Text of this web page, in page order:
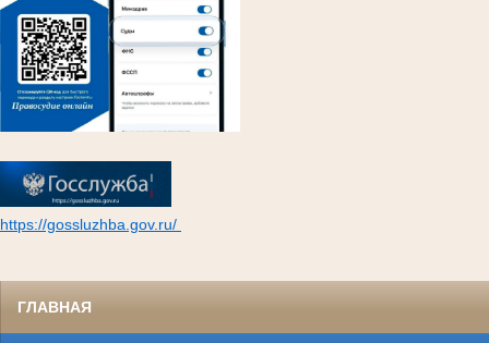
https://gossluzhba.gov.ru/
ГЛАВНАЯ